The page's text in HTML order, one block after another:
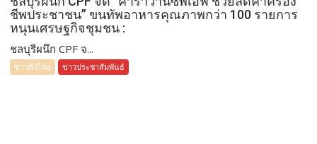
ชีพประชาชน” ขนทัพอาหารคุณภาพกว่า 100 รายการ
หนุนเศรษฐกิจชุมชน :
ชลบุรีผนึก CPF จ...
ข่าวทั่วไทย ข่าวประชาสัมพันธ์